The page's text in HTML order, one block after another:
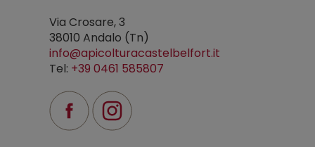
Via Crosare, 3
38010 Andalo (Tn)
info@apicolturacastelbelfort.it
Tel: +39 0461 585807